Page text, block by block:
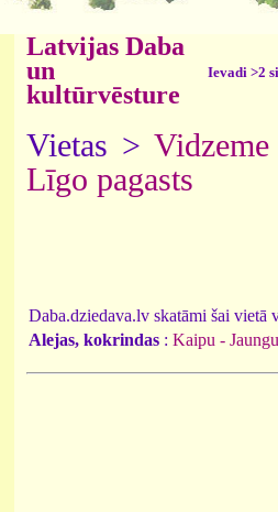
Latvijas Daba
un
kultūrvēsture
Ievadi >2
Vietas >Vidzeme
Līgo pagasts
Daba.dziedava.lv skatāmi šai vietā
Alejas, kokrindas : Kaipu -